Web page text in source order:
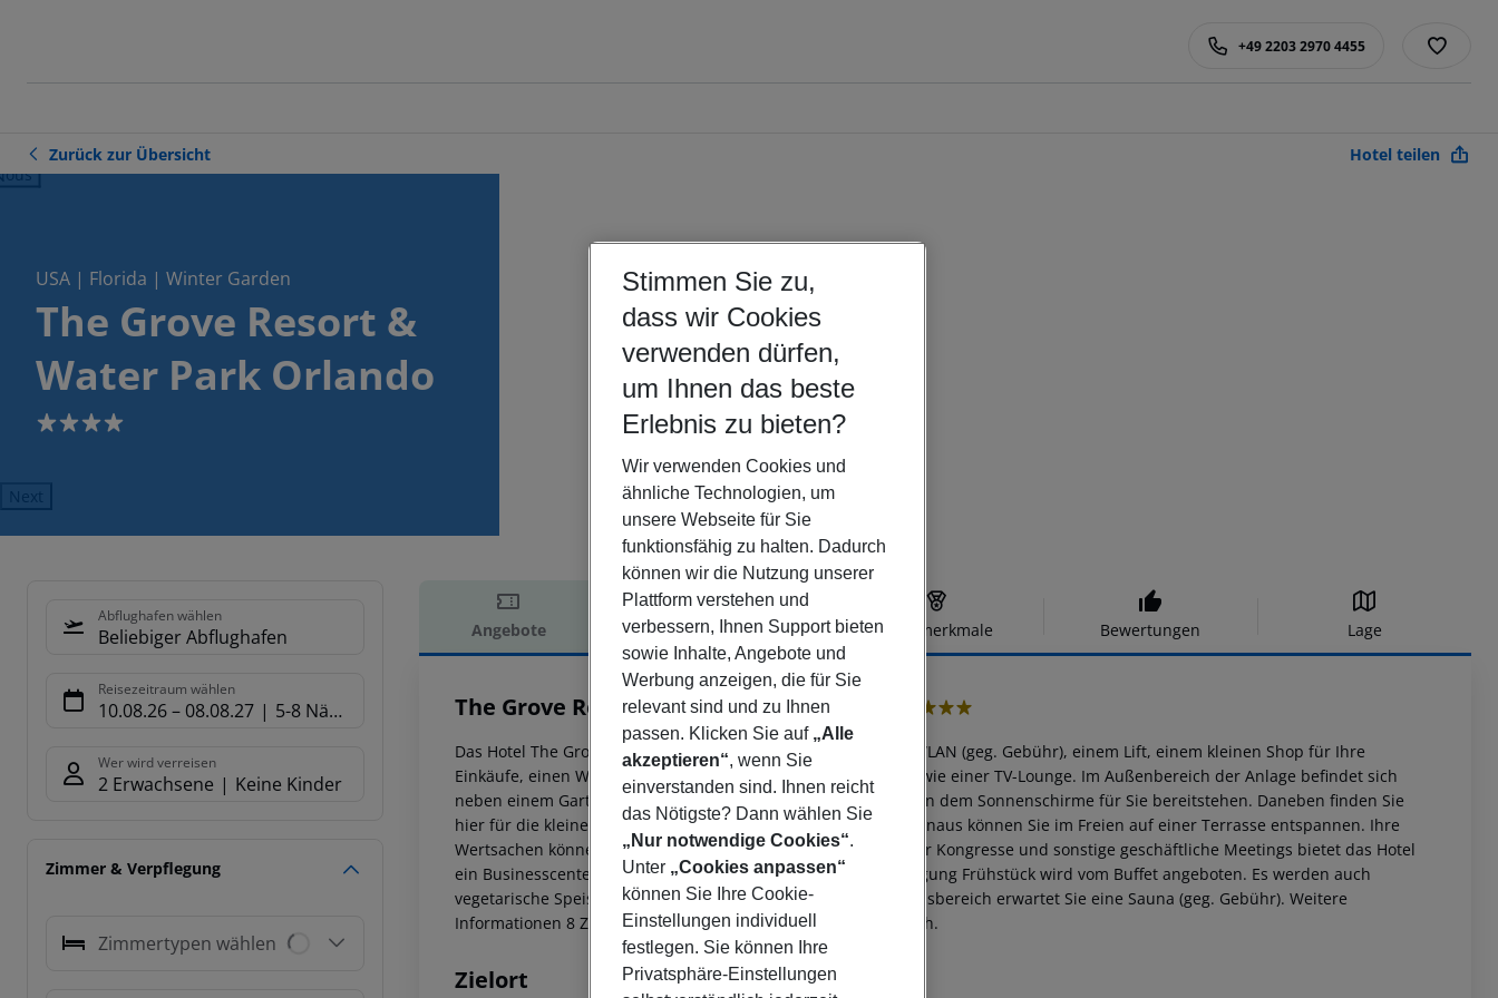
+49 2203 2970 4455
Zurück zur Übersicht Hotel teilen
USA | Florida | Winter Garden
The Grove Resort &
Water Park Orlando
4
Next
Abflughafen wählen
Beliebiger Abflughafen
Reisezeitraum wählen
10.08.26– 08.08.27 5-8 Nächte
Wer wird verreisen
2 Erwachsene Keine Kinder
Zimmer & Verpflegung
Zimmertypen wählen
Angebote Hotelbeschreibung Hotelmerkmale Bewertungen Lage
Hotelbeschreibung
The Grove Resort & Water Park Orlando
Das Hotel The Grove Resort & Water Park ist ausgestattet mit WLAN (geg. Gebühr), einem Lift, einem kleinen Shop für Ihre
Einkäufe, einen Whirlpool, Parkmöglichkeiten (geg. Gebühr) sowie einer TV-Lounge. Im Außenbereich der Anlage befindet sich
neben einem Garten ein beheizter Pool (ganzjährig geöffnet), an dem Sonnenschirme für Sie bereitstehen. Daneben finden Sie
hier für die kleinen Urlaubsgäste einen Kinderpool. Darüber hinaus können Sie im Freien auf einer Terrasse entspannen. Ihre
Wertsachen können Sie im hoteleigenen Safe aufbewahren. Für Kongresse und sonstige geschäftliche Meetings bietet das Hotel
ein Businesscenter sowie EXTRA_FEE Konferenzräume. Verpflegung Frühstück wird vom Buffet angeboten. Es werden auch
vegetarische Speisen angeboten. Sport und Freizeit Im Wellnessbereich erwartet Sie eine Sauna (geg. Gebühr). Weitere
Informationen 8 Zimmer des Hotels sind barrierefrei zugänglich.
Zielort
Stimmen Sie zu,
dass wir Cookies
verwenden dürfen,
um Ihnen das beste
Erlebnis zu bieten?
Wir verwenden Cookies und
ähnliche Technologien, um
unsere Webseite für Sie
funktionsfähig zu halten. Dadurch
können wir die Nutzung unserer
Plattform verstehen und
verbessern, Ihnen Support bieten
sowie Inhalte, Angebote und
Werbung anzeigen, die für Sie
relevant sind und zu Ihnen
passen. Klicken Sie auf „Alle
akzeptieren“, wenn Sie
einverstanden sind. Ihnen reicht
das Nötigste? Dann wählen Sie
„Nur notwendige Cookies“.
Unter „Cookies anpassen“
können Sie Ihre Cookie-
Einstellungen individuell
festlegen. Sie können Ihre
Privatsphäre-Einstellungen